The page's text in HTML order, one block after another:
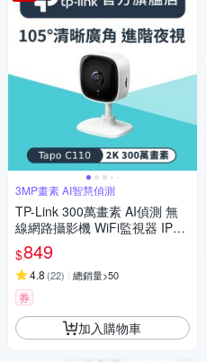
3MP畫素 AI智慧偵測
TP-Link 300萬畫素 AI偵測 無
線網路攝影機 WiFi監視器 IPCA
M (雙向語音/支援512G /寵物/
嬰兒/長輩/Tapo C110
$849
4.8 (22) 總銷量>50
券
加入購物車